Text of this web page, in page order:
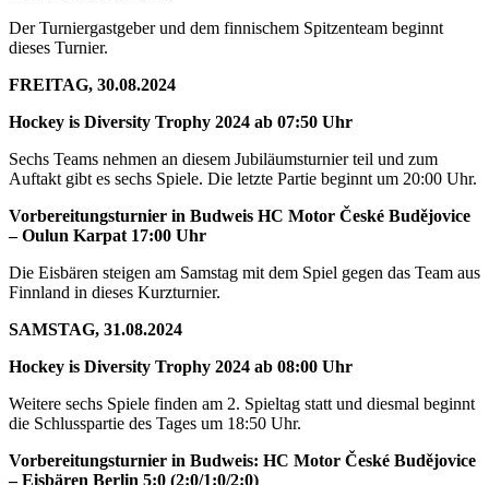
Der Turniergastgeber und dem finnischem Spitzenteam beginnt
dieses Turnier.
FREITAG, 30.08.2024
Hockey is Diversity Trophy 2024 ab 07:50 Uhr
Sechs Teams nehmen an diesem Jubiläumsturnier teil und zum
Auftakt gibt es sechs Spiele. Die letzte Partie beginnt um 20:00 Uhr.
Vorbereitungsturnier in Budweis HC Motor České Budějovice
– Oulun Karpat 17:00 Uhr
Die Eisbären steigen am Samstag mit dem Spiel gegen das Team aus
Finnland in dieses Kurzturnier.
SAMSTAG, 31.08.2024
Hockey is Diversity Trophy 2024 ab 08:00 Uhr
Weitere sechs Spiele finden am 2. Spieltag statt und diesmal beginnt
die Schlusspartie des Tages um 18:50 Uhr.
Vorbereitungsturnier in Budweis: HC Motor České Budějovice
– Eisbären Berlin 5:0 (2:0/1:0/2:0)